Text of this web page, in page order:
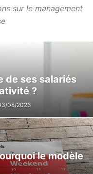
DES COMMERCIAUX
DES DIRIGEANTS
sur le management
de ses salariés
?
08/2026
le modèle